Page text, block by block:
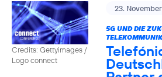
Credits: Gettyimages /
Logo connect
23.
5G UND DIE